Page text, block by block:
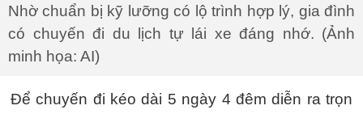
Nhờ chuẩn bị kỹ lưỡng có lộ trình hợp lý, gia đình
có chuyến đi du lịch tự lái xe đáng nhớ. (Ảnh
minh họa: AI)
Để chuyến đi kéo dài 5 ngày 4 đêm diễn ra trọn